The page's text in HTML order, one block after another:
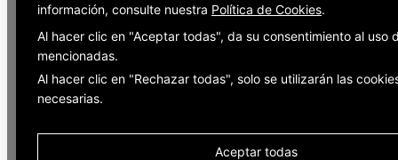
información, consulte nuestra Política de Cookies.
Al hacer clic en "Aceptar todas", da su consentimiento al uso
mencionadas.
Al hacer clic en "Rechazar todas", solo se utilizarán las
necesarias.
Aceptar todas